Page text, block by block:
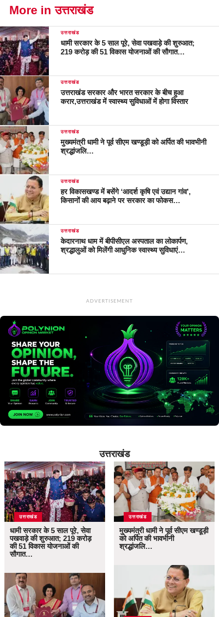
More in उत्तराखंड
उत्तराखंड
धामी सरकार के 5 साल पूरे, सेवा पखवाड़े की शुरुआत;
219 करोड़ की 51 विकास योजनाओं की सौगात…
उत्तराखंड
उत्तराखंड सरकार और भारत सरकार के बीच हुआ
करार,उत्तराखंड में स्वास्थ्य सुविधाओं में होगा विस्तार
उत्तराखंड
मुख्यमंत्री धामी ने पूर्व सीएम खण्डूड़ी को अर्पित की भावभीनी
श्रद्धांजलि…
उत्तराखंड
हर विकासखण्ड में बसेंगे ‘आदर्श कृषि एवं उद्यान गांव’,
किसानों की आय बढ़ाने पर सरकार का फोकस…
उत्तराखंड
केदारनाथ धाम में बीपीसीएल अस्पताल का लोकार्पण,
श्रद्धालुओं को मिलेंगी आधुनिक स्वास्थ्य सुविधाएं…
ADVERTISEMENT
उत्तराखंड
उत्तराखंड
धामी सरकार के 5 साल पूरे, सेवा
पखवाड़े की शुरुआत; 219 करोड़
की 51 विकास योजनाओं की
सौगात…
उत्तराखंड
मुख्यमंत्री धामी ने पूर्व सीएम खण्डूड़ी
को अर्पित की भावभीनी
श्रद्धांजलि…